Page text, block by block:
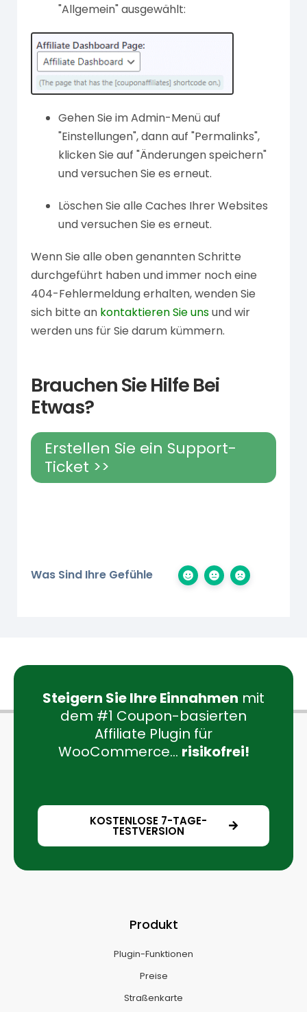
"Allgemein" ausgewählt:
Gehen Sie im Admin-Menü auf
"Einstellungen", dann auf "Permalinks",
klicken Sie auf "Änderungen speichern"
und versuchen Sie es erneut.
Löschen Sie alle Caches Ihrer Websites
und versuchen Sie es erneut.
Wenn Sie alle oben genannten Schritte
durchgeführt haben und immer noch eine
404-Fehlermeldung erhalten, wenden Sie
sich bitte an kontaktieren Sie unsund wir
werden uns für Sie darum kümmern.
Brauchen Sie Hilfe Bei
Etwas?
Erstellen Sie ein Support-
Ticket >>
Was Sind Ihre Gefühle
Steigern Sie Ihre Einnahmen mit
dem #1 Coupon-basierten
Affiliate Plugin für
WooCommerce... risikofrei!
KOSTENLOSE 7-TAGE-
TESTVERSION
Produkt
Plugin-Funktionen
Preise
Straßenkarte